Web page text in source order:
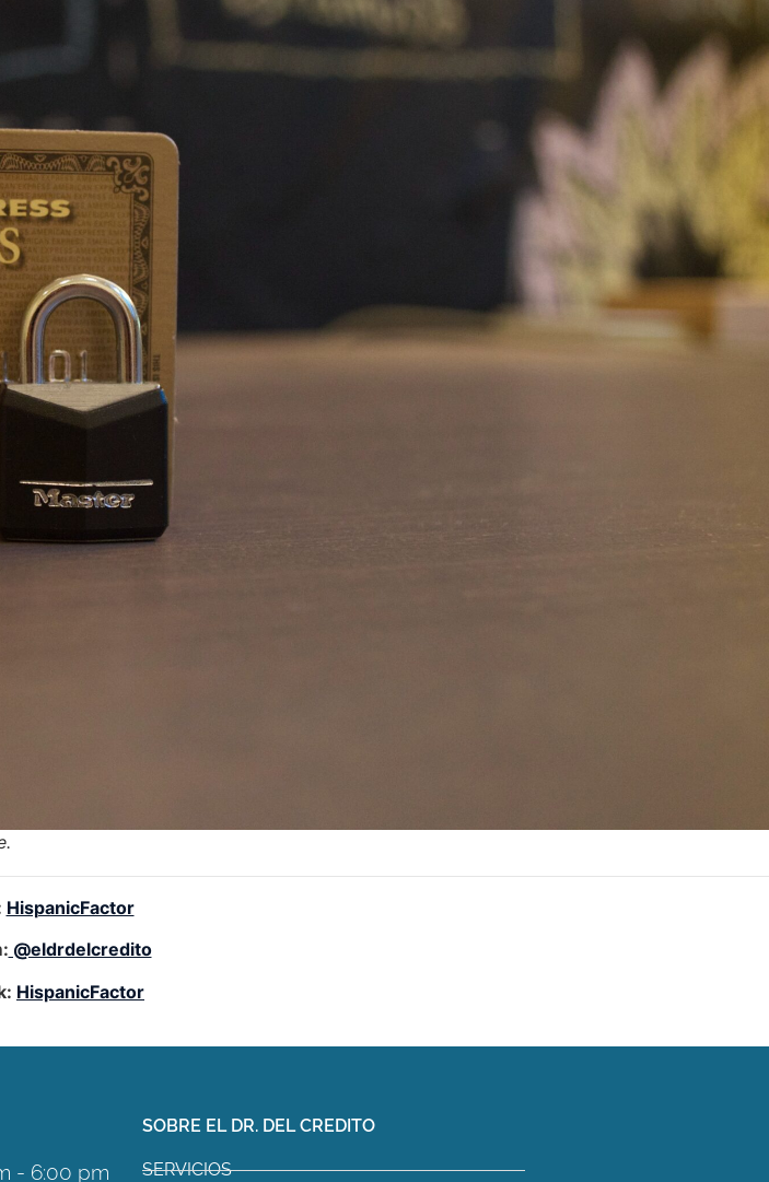
HispanicFactor
@eldrdelcredito
HispanicFactor
- 6:00 pm
SOBRE EL DR. DEL CREDITO
SERVICIOS